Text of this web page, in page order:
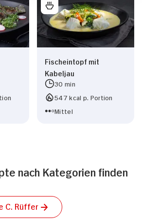
Fischeintopf mit
Kabeljau
30 min
547 kcal p. Portion
Mittel
nach Kategorien finden
C. Rüffer